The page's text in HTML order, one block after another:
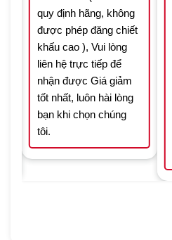
quy định hãng, không
được phép đăng chiết
khấu cao ), Vui lòng
liên hệ trực tiếp để
nhận được Giá giảm
tốt nhất, luôn hài lòng
bạn khi chọn chúng
tôi.